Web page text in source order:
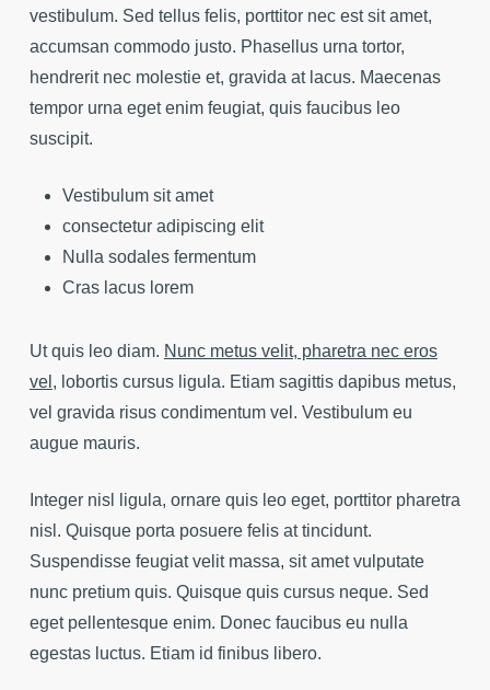
vestibulum. Sed tellus felis, porttitor nec est sit amet,
accumsan commodo justo. Phasellus urna tortor,
hendrerit nec molestie et, gravida at lacus. Maecenas
tempor urna eget enim feugiat, quis faucibus leo
suscipit.
Vestibulum sit amet
consectetur adipiscing elit
Nulla sodales fermentum
Cras lacus lorem
Ut quis leo diam. Nunc metus velit, pharetra nec eros
vel , lobortis cursus ligula. Etiam sagittis dapibus metus,
vel gravida risus condimentum vel. Vestibulum eu
augue mauris.
Integer nisl ligula, ornare quis leo eget, porttitor pharetra
nisl. Quisque porta posuere felis at tincidunt.
Suspendisse feugiat velit massa, sit amet vulputate
nunc pretium quis. Quisque quis cursus neque. Sed
eget pellentesque enim. Donec faucibus eu nulla
egestas luctus. Etiam id finibus libero.